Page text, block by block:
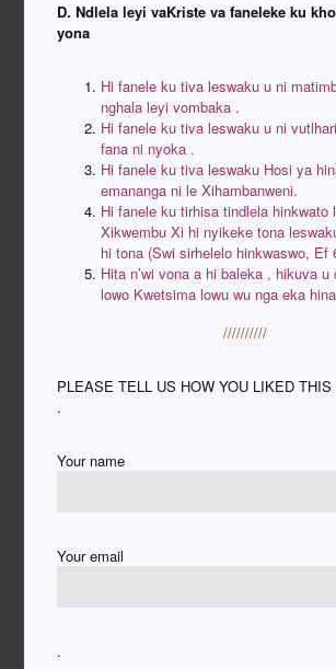
D. Ndlela leyi vaKriste va faneleke ku
yona
Hi fanele ku tiva leswaku u ni
nghala leyi vombaka .
Hi fanele ku tiva leswaku u ni
fana ni nyoka .
Hi fanele ku tiva leswaku Hosi ya
emananga ni le Xihambanweni.
Hi fanele ku tirhisa tindlela hinkwato
Xikwembu Xi hi nyikeke tona
hi tona (Swi sirhelelo hinkwaswo, Ef
Hita n’wi vona a hi baleka , hikuva
lowo Kwetsima lowu wu nga eka
//////////
PLEASE TELL US HOW YOU LIKED
.
Your name
Your email
.